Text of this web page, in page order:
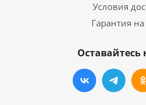
Условия
Гарантия
Оставайтесь